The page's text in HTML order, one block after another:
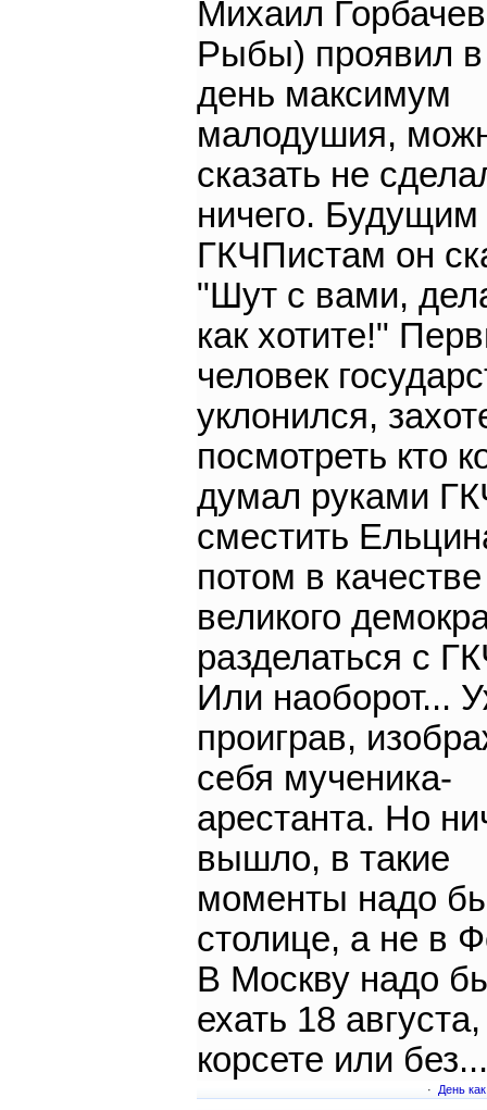
Михаил
Рыбы) проявил в
день максимум
малодушия,
сказать не
ничего. Будущим
ГКЧПистам он
"Шут с вами,
как хотите!"
человек
уклонился,
посмотреть кто
думал руками
сместить
потом в качестве
великого
разделаться с
Или наоборот...
проиграв,
себя мученика-
арестанта. Но
вышло, в такие
моменты надо
столице, а не в
В Москву надо
ехать 18
корсете или без...
· День